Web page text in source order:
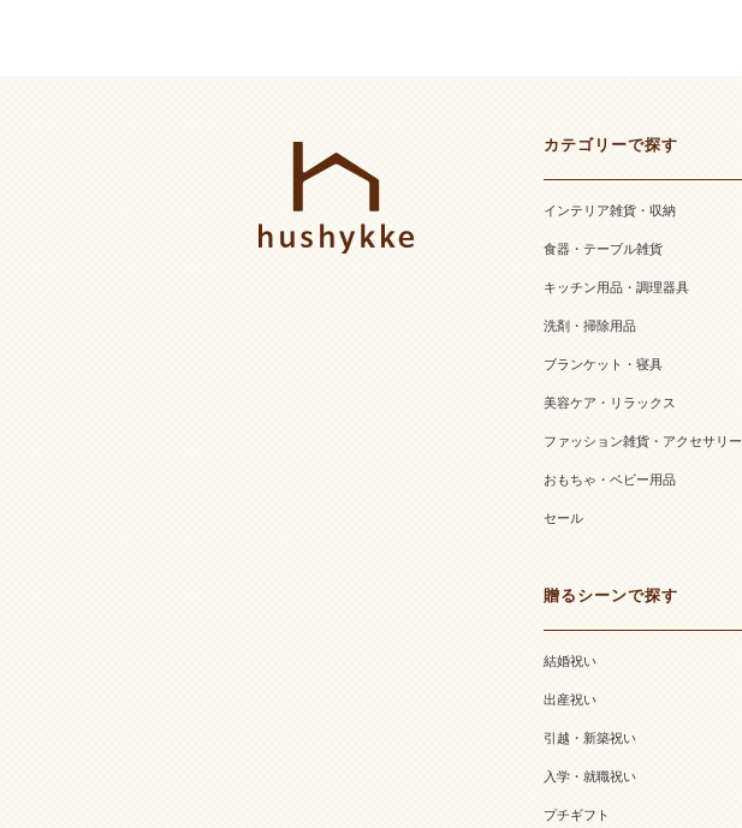
カテゴリーで探す
インテリア雑貨・収納
食器・テーブル雑貨
キッチン用品・調理器具
洗剤・掃除用品
ブランケット・寝具
美容ケア・リラックス
ファッション雑貨・アクセサリー
おもちゃ・ベビー用品
セール
贈るシーンで探す
結婚祝い
出産祝い
引越・新築祝い
入学・就職祝い
プチギフト